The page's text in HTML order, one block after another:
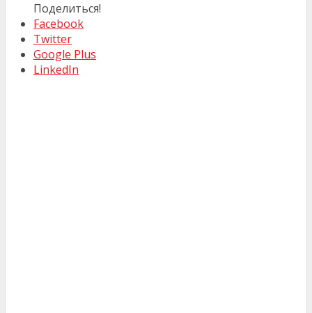
Поделиться!
Facebook
Twitter
Google Plus
LinkedIn